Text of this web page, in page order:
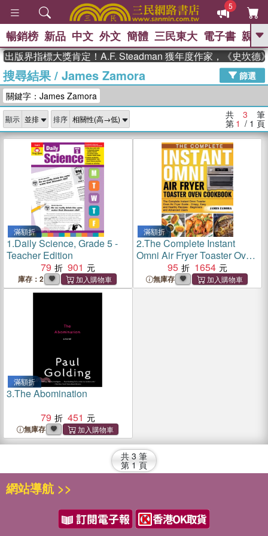
5
GO
熱搜： 東野圭吾 高希均教授回憶錄
、 The Odyssey 、 父親節 、 如果歷
獎 臺灣漫遊錄 、 方念華 、 台灣的李
登輝時代
數學女孩：黎曼猜想 、
偉大的迷走神經
暢銷榜 新品 中文 外文 簡體 三民東大 電子書 親子
版界指標大獎肯定！A.F. Steadman 獲年度作家，《史坎德
搜尋結果/ James Zamora
篩選
關鍵字：James Zamora
顯示 排序 共 3 筆
第 1 / 1 頁
滿額折
1.Daily Science, Grade 5 -
Teacher Edition
79
901
庫存：2
滿額折
2.The Complete Instant
Omni Air Fryer Toaster Oven
Cookbook：The Complete
Instant Omni Toaster Oven
Air Fryer Guide - Crispy,
95 1654
無庫存
滿額折
3.The Abomination
79
451
無庫存
共 3 筆
第 1 頁
網站導航 >>